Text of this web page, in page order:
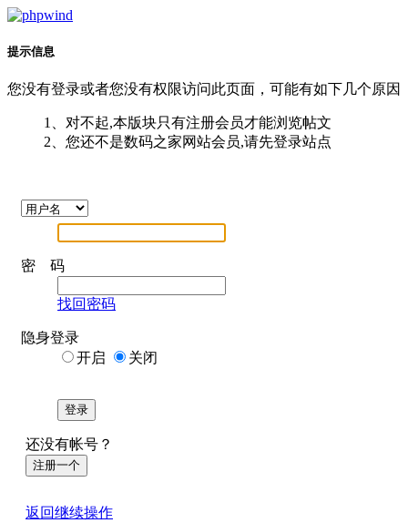
提示信息
您没有登录或者您没有权限访问此页面，可能有如下几个原因
1、对不起,本版块只有注册会员才能浏览帖文
2、您还不是数码之家网站会员,请先登录站点
密 码
找回密码
隐身登录
开启
关闭
登录
还没有帐号？
注册一个
返回继续操作